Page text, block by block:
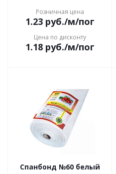
Розничная цена
1.23руб./м/пог
Цена по дисконту
1.18руб./м/пог
Спанбонд №60 белый